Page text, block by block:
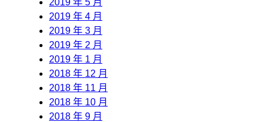
2019 年 4 月
2019 年 3 月
2019 年 2 月
2019 年 1 月
2018 年 12 月
2018 年 11 月
2018 年 10 月
2018 年 9 月